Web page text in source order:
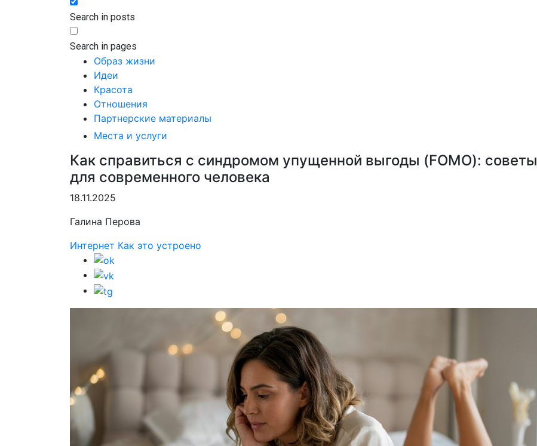
Search in posts
Search in pages
Образ жизни
Идеи
Красота
Отношения
Партнерские материалы
Места и услуги
Как справиться с синдромом упущенной выгоды (FOMO): советы
для современного человека
18.11.2025
Галина Перова
Интернет Как это устроено